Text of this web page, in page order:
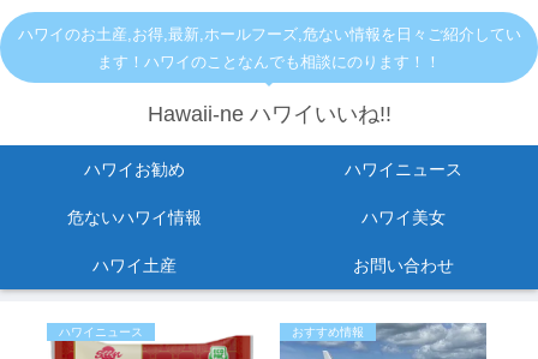
ハワイのお土産,お得,最新,ホールフーズ,危ない情報を日々ご紹介してい
ます！ハワイのことなんでも相談にのります！！
Hawaii-ne ハワイいいね!!
ハワイお勧め ハワイニュース
危ないハワイ情報 ハワイ美女
ハワイ土産 お問い合わせ
ハワイニュース おすすめ情報